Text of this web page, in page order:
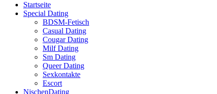
Startseite
Special Dating
BDSM-Fetisch
Casual Dating
Cougar Dating
Milf Dating
Sm Dating
Queer Dating
Sexkontakte
Escort
NischenDating